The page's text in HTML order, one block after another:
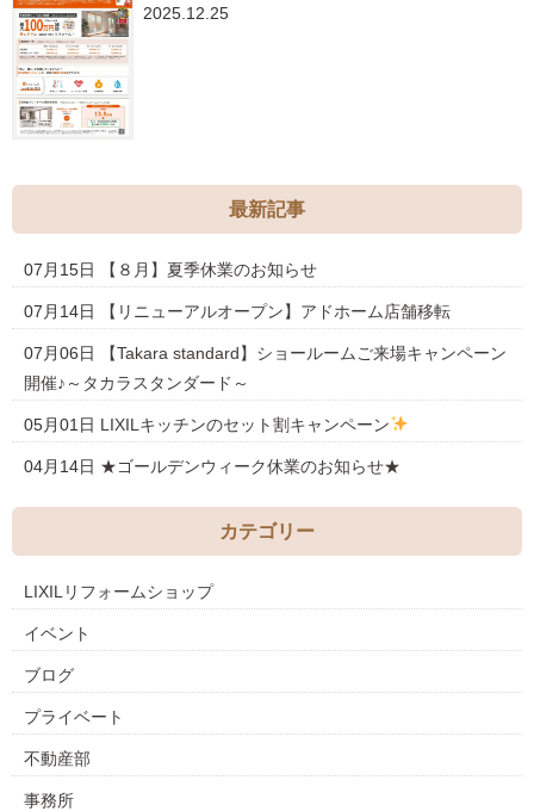
2025.12.25
最新記事
07月15日 【８月】夏季休業のお知らせ
07月14日 【リニューアルオープン】アドホーム店舗移転
07月06日
【Takara standard】ショールームご来場キャンペーン
開催♪～タカラスタンダード～
05月01日 LIXILキッチンのセット割キャンペーン
04月14日 ★ゴールデンウィーク休業のお知らせ★
カテゴリー
LIXILリフォームショップ
イベント
ブログ
プライベート
不動産部
事務所